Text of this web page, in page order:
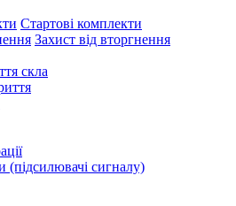
Стартові комплекти
Захист від вторгнення
скла
(підсилювачі сигналу)